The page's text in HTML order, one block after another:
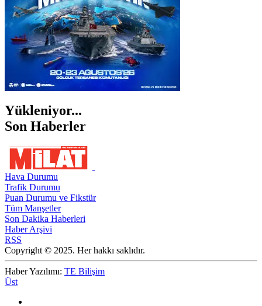
Yükleniyor...
Son Haberler
Hava Durumu
Trafik Durumu
Puan Durumu ve Fikstür
Tüm Manşetler
Son Dakika Haberleri
Haber Arşivi
RSS
Copyright © 2025. Her hakkı saklıdır.
Haber Yazılımı: TE Bilişim
Üst